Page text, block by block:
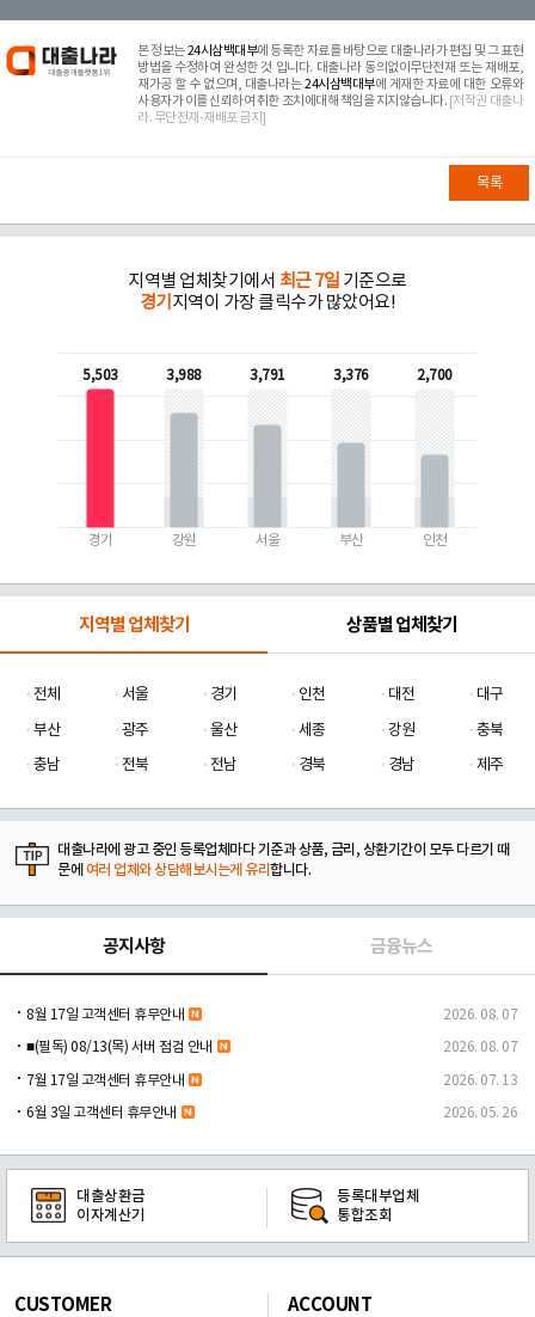
본 정보는24시삼백대부에 등록한 자료를 바탕으로 대출나라가 편집 및 그 표현
방법을 수정하여 완성한 것 입니다. 대출나라 동의없이무단전재 또는 재배포,
재가공 할 수 없으며, 대출나라는24시삼백대부에 게재한 자료에 대한 오류와
사용자가 이를 신뢰하여 취한 조치에대해 책임을 지지않습니다. [저작권 대출나
라. 무단전재-재배포 금지]
목록
지역별 업체찾기에서 최근 7일 기준으로
경기 지역이 가장 클릭수가 많았어요!
5,503
경기
3,988
강원
3,791
서울
3,376
부산
2,700
인천
지역별 업체찾기 상품별 업체찾기
전체 서울 경기 인천 대전
대구
부산
광주 울산 세종 강원
충북
충남
전북 전남 경북 경남 제주
대출나라에 광고 중인 등록업체마다 기준과 상품, 금리, 상환기간이 모두 다르기 때
문에 여러 업체와 상담해보시는게 유리합니다.
공지사항 금융뉴스
8월 17일 고객센터 휴무안내 2026. 08. 07
■(필독) 08/13(목) 서버 점검 안내 2026. 08. 07
7월 17일 고객센터 휴무안내 2026. 07. 13
6월 3일 고객센터 휴무안내 2026. 05. 26
대출상환금
이자계산기
등록대부업체
통합조회
CUSTOMER ACCOUNT